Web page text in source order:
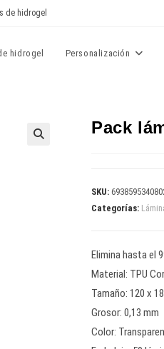
de hidrogel
hidrogel Personalización
Pack
SKU:
Categorías:
Elimina hasta el
Material: TPU
Tamaño: 120 x
Grosor: 0,13 mm
Color: